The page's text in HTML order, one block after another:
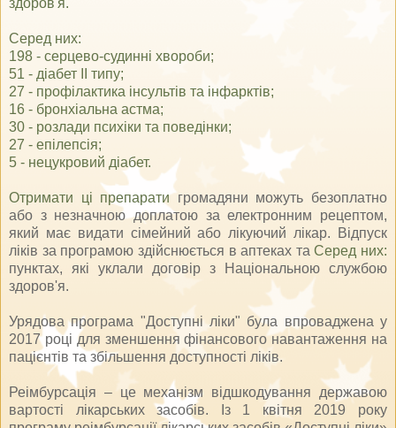
Серед них:
198 - серцево-судинні хвороби;
51 - діабет ІІ типу;
27 - профілактика інсультів та інфарктів;
16 - бронхіальна астма;
30 - розлади психіки та поведінки;
27 - епілепсія;
5 - нецукровий діабет.
Отримати ці препаратигромадяни можуть безоплатно
або з незначною доплатою за електронним рецептом,
який має видати сімейний або лікуючий лікар. Відпуск
ліків за програмою здійснюється в аптеках таСеред них:
пунктах, які уклали договір з Національною службою
здоров'я.
Урядова програма "Доступні ліки" була впроваджена у
2017 році для зменшення фінансового навантаження на
пацієнтів та збільшення доступності ліків.
Реімбурсація – це механізм відшкодування державою
вартості лікарських засобів. Із 1 квітня 2019 року